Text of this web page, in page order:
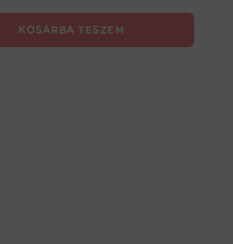
KOSÁRBA TESZEM